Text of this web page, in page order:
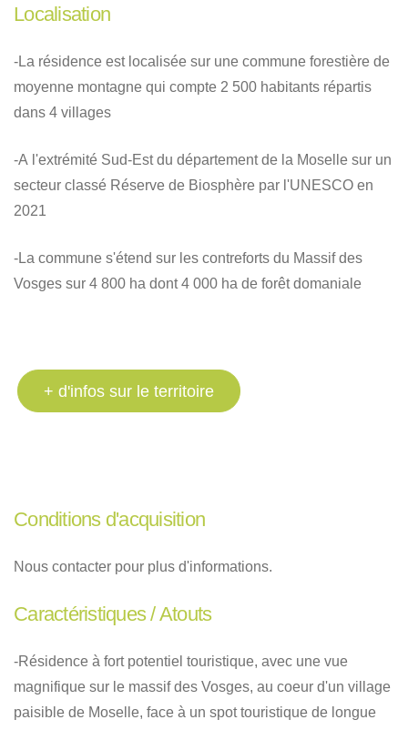
Localisation
-La résidence est localisée sur une commune forestière de
moyenne montagne qui compte 2 500 habitants répartis
dans 4 villages
-A l'extrémité Sud-Est du département de la Moselle sur un
secteur classé Réserve de Biosphère par l'UNESCO en
2021
-La commune s'étend sur les contreforts du Massif des
Vosges sur 4 800 ha dont 4 000 ha de forêt domaniale
+ d'infos sur le territoire
Conditions d'acquisition
Nous contacter pour plus d'informations.
Caractéristiques / Atouts
-Résidence à fort potentiel touristique, avec une vue
magnifique sur le massif des Vosges, au coeur d'un village
paisible de Moselle, face à un spot touristique de longue